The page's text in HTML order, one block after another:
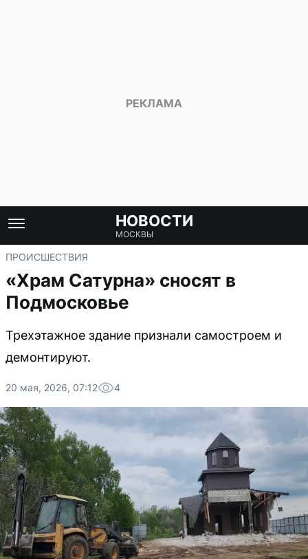
НОВОСТИ
МОСКВЫ
ПРОИСШЕСТВИЯ
«Храм Сатурна» сносят в
Подмосковье
Трехэтажное здание признали самостроем и
демонтируют.
20 мая, 2026, 07:12 4